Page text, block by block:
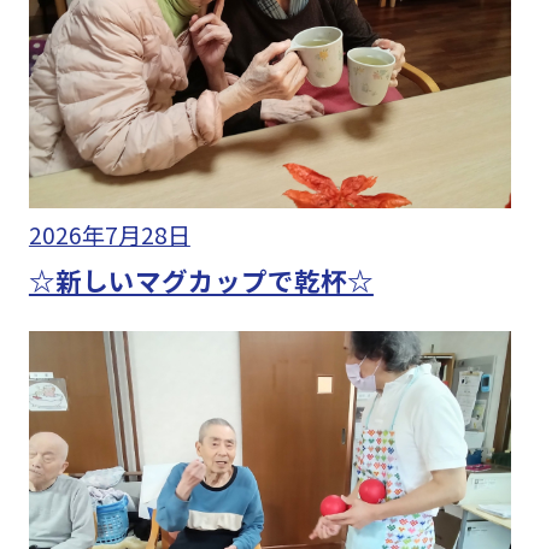
2026年7月28日
☆新しいマグカップで乾杯☆